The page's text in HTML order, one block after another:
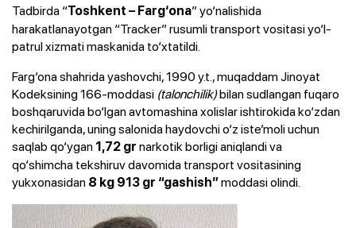
Tadbirda “Toshkent – Farg‘ona” yo‘nalishida
harakatlanayotgan “Tracker” rusumli transport vositasi yo‘l-
patrul xizmati maskanida to‘xtatildi.
Farg‘ona shahrida yashovchi, 1990 y.t., muqaddam Jinoyat
Kodeksining 166-moddasi (talonchilik)bilan sudlangan fuqaro
boshqaruvida bo‘lgan avtomashina xolislar ishtirokida ko‘zdan
kechirilganda, uning salonida haydovchi o‘z iste’moli uchun
saqlab qo‘ygan 1,72 gr narkotik borligi aniqlandi va
qo‘shimcha tekshiruv davomida transport vositasining
yukxonasidan 8 kg 913 gr “gashish”moddasi olindi.